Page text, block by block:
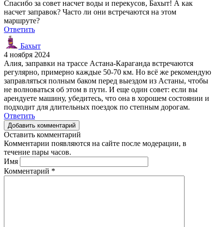
Спасибо за совет насчет воды и перекусов, Бахыт! А как
насчет заправок? Часто ли они встречаются на этом
маршруте?
Ответить
Бахыт
4 ноября 2024
Алия, заправки на трассе Астана-Караганда встречаются
регулярно, примерно каждые 50-70 км. Но всё же рекомендую
заправляться полным баком перед выездом из Астаны, чтобы
не волноваться об этом в пути. И еще один совет: если вы
арендуете машину, убедитесь, что она в хорошем состоянии и
подходит для длительных поездок по степным дорогам.
Ответить
Добавить комментарий
Оставить комментарий
Комментарии появляются на сайте после модерации, в
течение пары часов.
Имя
Комментарий *